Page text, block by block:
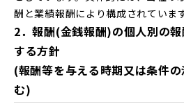
酬と業績報酬により構成されています
2．報酬(金銭報酬)の個人別の
する方針
(報酬等を与える時期又は条件
む)